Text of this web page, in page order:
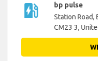
ev_station
bp pulse
Station Road,
CM23 3,